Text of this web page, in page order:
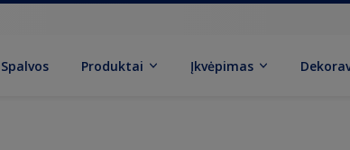
Spalvos Produktai Įkvėpimas